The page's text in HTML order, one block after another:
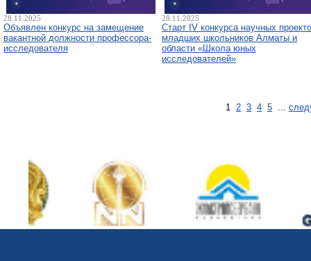
28.11.2025
Объявлен конкурс на замещение
вакантной должности профессора-
исследователя
28.11.2025
Старт IV конкурса научных
младших школьников Алматы и
области «Школа юных
исследователей»
1 2 3 4 5 ...